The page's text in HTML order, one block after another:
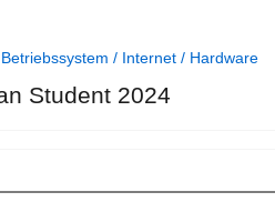
Betriebssystem / Internet / Hardware
Student 2024